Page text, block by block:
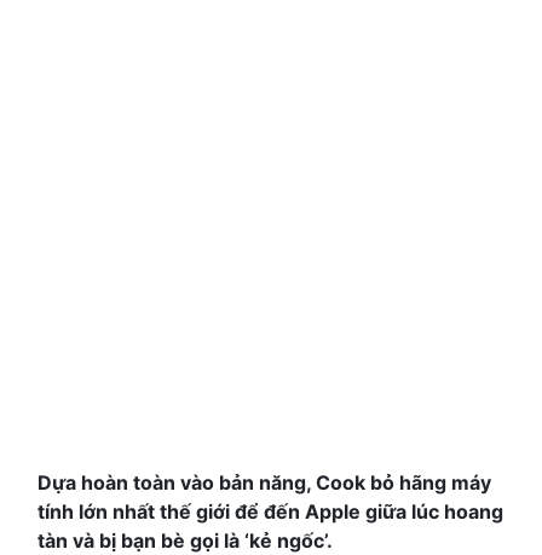
Dựa hoàn toàn vào bản năng, Cook bỏ hãng máy
tính lớn nhất thế giới để đến Apple giữa lúc hoang
tàn và bị bạn bè gọi là ‘kẻ ngốc’.